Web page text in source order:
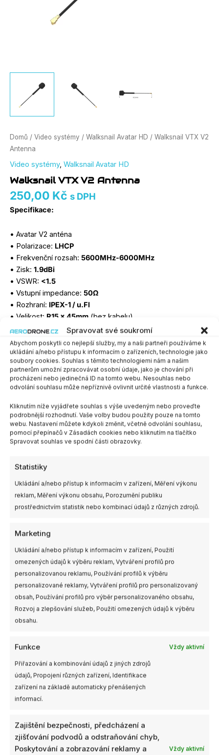
Spravovat své soukromí
Abychom poskytli co nejlepší služby, my a naši partneři používáme k
ukládání a/nebo přístupu k informacím o zařízeních, technologie jako
soubory cookies. Souhlas s těmito technologiemi nám a našim
partnerům umožní zpracovávat osobní údaje, jako je chování při
procházení nebo jedinečná ID na tomto webu. Nesouhlas nebo
odvolání souhlasu může nepříznivě ovlivnit určité vlastnosti a funkce.
Kliknutím níže vyjádřete souhlas s výše uvedeným nebo proveďte
podrobnější rozhodnutí. Vaše volby budou použity pouze na tomto
webu. Nastavení můžete kdykoli změnit, včetně odvolání souhlasu,
pomocí přepínačů v Zásadách cookies nebo kliknutím na tlačítko
Spravovat souhlas ve spodní části obrazovky.
Statistiky
Ukládání a/nebo přístup k informacím v zařízení, Měření výkonu
reklam, Měření výkonu obsahu, Porozumění publiku
prostřednictvím statistik nebo kombinací údajů z různých zdrojů.
Marketing
Ukládání a/nebo přístup k informacím v zařízení, Použití
omezených údajů k výběru reklam, Vytváření profilů pro
personalizovanou reklamu, Používání profilů k výběru
personalizované reklamy, Vytváření profilů pro personalizovaný
obsah, Používání profilů pro výběr personalizovaného obsahu,
Rozvoj a zlepšování služeb, Použití omezených údajů k výběru
obsahu.
Funkce Vždy aktivní
Přiřazování a kombinování údajů z jiných zdrojů
údajů, Propojení různých zařízení, Identifikace
zařízení na základě automaticky přenášených
informací.
Zajištění bezpečnosti, předcházení a
zjišťování podvodů a odstraňování chyb,
Poskytování a zobrazování reklamy a
Vždy aktivní
Domů / Video systémy / Walksnail Avatar HD / Walksnail VTX V2
Antenna
Video systémy, Walksnail Avatar HD
Walksnail VTX V2 Antenna
250,00 Kč s DPH
Specifikace:
• Avatar V2 anténa
• Polarizace: LHCP
• Frekvenční rozsah: 5600MHz-6000MHz
• Zisk: 1.9dBi
• VSWR: <1.5
• Vstupní impedance: 50Ω
• Rozhraní: IPEX-1 / u.Fl
• Velikost: R15 x 45mm (bez kabelu)
• Hmotnost:2g
Odkaz na web výrobce
Dostupnost: 1ks skladem
SKU:WNPJ-00014
Kategorie:Video systémy,Walksnail Avatar HD
Výrobce Walksnail
Související produkty
Není skladem
Walksnail Patch
Antenna V2 For Avatar
NENÍ SKLADEM
Walksnail Foam For
Avatar HD Goggles X
VÝBĚR MOŽNOSTÍ
Tento
produkt
má
více
na
stránce
produktu